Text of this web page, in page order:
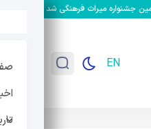
میراث فرهنگی شد
EN